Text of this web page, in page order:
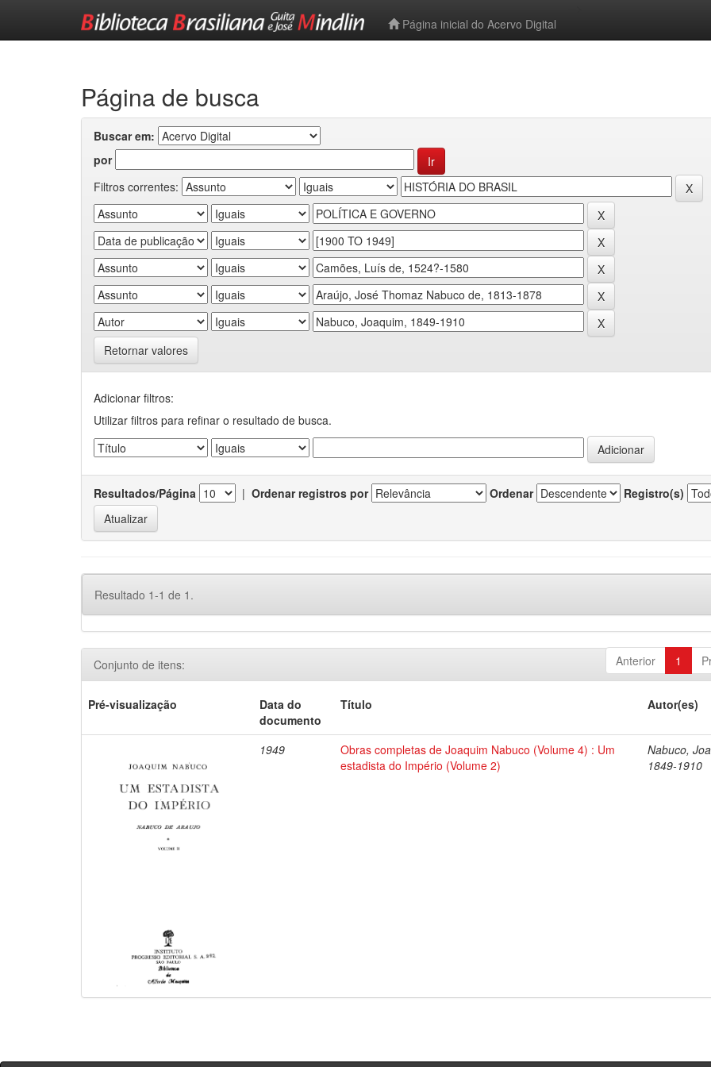
Página inicial do Acervo Digital
Página de busca
Buscar em:
por
Filtros correntes:
Retornar valores
Adicionar filtros:
Utilizar filtros para refinar o resultado de busca.
Resultados/Página | Ordenar registros por Ordenar Registro(s)
Resultado 1-1 de 1.
Anterior 1
Conjunto de itens:
Pré-visualização
Data do
documento
Título Autor(es)
1949
Obras completas de Joaquim Nabuco (Volume 4) : Um
estadista do Império (Volume 2)
Nabuco,
1849-1910